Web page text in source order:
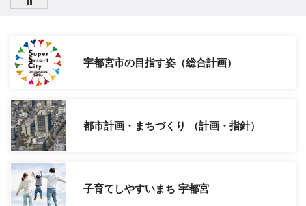
宇都宮市の目指す姿（総合計画）
都市計画・まちづくり （計画・指針）
子育てしやすいまち 宇都宮